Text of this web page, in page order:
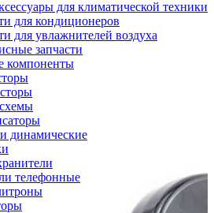
для климатической техники
для кондиционеров
для увлажнителей воздуха
запчасти
компоненты
динамические
телефонные